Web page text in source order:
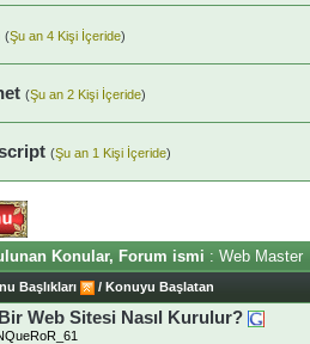
(Şu an 4 Kişi İçeride)
(Şu an 2 Kişi İçeride)
(Şu an 1 Kişi İçeride)
Konular, Forum ismi : Web Master
Başlıkları / Konuyu Başlatan
Bir Web Sitesi Nasıl Kurulur?